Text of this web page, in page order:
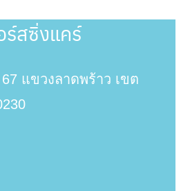
ร์สซิ่งแคร์
แขวงลาดพร้าว เขต